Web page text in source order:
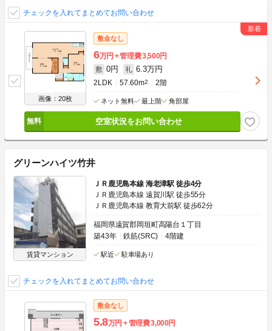
チェックを入れてまとめてお問い合わせ
画像：20枚
敷金なし
6万円 管理費3,500円
敷 0円 礼 6.3万円
2LDK 57.60m2 2階
ネット無料 最上階 角部屋
空室状況をお問い合わせ
グリーンハイツ竹井
賃貸マンション
ＪＲ鹿児島本線 海老津駅 徒歩4分
ＪＲ鹿児島本線 遠賀川駅 徒歩55分
ＪＲ鹿児島本線 教育大前駅 徒歩62分
福岡県遠賀郡岡垣町高陽台１丁目
築43年
鉄筋(SRC) 4階建
駅近 駐車場あり
チェックを入れてまとめてお問い合わせ
敷金なし
5.8万円 管理費3,000円